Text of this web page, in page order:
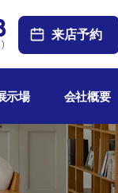
来店予約
示場 会社概要